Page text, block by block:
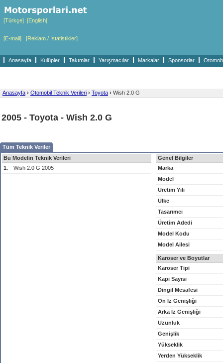
[Türkçe] [English]
[E-mail] [Reklam / İstatistikler]
Anasayfa Kulüpler Takımlar Yarışmacılar Markalar Sponsorlar
Anasayfa › Otomobil Teknik Verileri › Toyota › Wish 2.0 G
2005 - Toyota - Wish 2.0 G
Tüm Teknik Veriler
Bu Modelin Teknik Verileri
1.
Wish 2.0 G 2005
Genel Bilgiler
Marka
Model
Üretim Yılı
Ülke
Tasarımcı
Üretim Adedi
Model Kodu
Model Ailesi
Karoser ve Boyutlar
Karoser Tipi
Kapı Sayısı
Dingil Mesafesi
Ön İz Genişliği
Arka İz Genişliği
Uzunluk
Genişlik
Yükseklik
Yerden Yükseklik